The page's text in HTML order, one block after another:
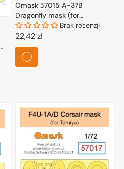
Omask 57015 A-37B
Dragonfly mask (for
Academy) 1/72Brak recenzji
Cena
regularna
22,42 zł